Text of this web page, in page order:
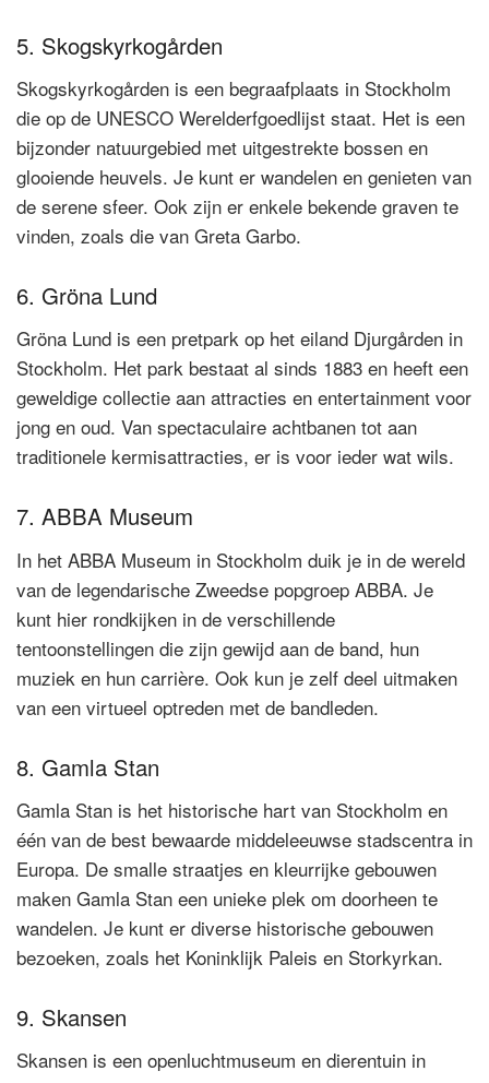
5. Skogskyrkogården
Skogskyrkogården is een begraafplaats in Stockholm
die op de UNESCO Werelderfgoedlijst staat. Het is een
bijzonder natuurgebied met uitgestrekte bossen en
glooiende heuvels. Je kunt er wandelen en genieten van
de serene sfeer. Ook zijn er enkele bekende graven te
vinden, zoals die van Greta Garbo.
6. Gröna Lund
Gröna Lund is een pretpark op het eiland Djurgården in
Stockholm. Het park bestaat al sinds 1883 en heeft een
geweldige collectie aan attracties en entertainment voor
jong en oud. Van spectaculaire achtbanen tot aan
traditionele kermisattracties, er is voor ieder wat wils.
7. ABBA Museum
In het ABBA Museum in Stockholm duik je in de wereld
van de legendarische Zweedse popgroep ABBA. Je
kunt hier rondkijken in de verschillende
tentoonstellingen die zijn gewijd aan de band, hun
muziek en hun carrière. Ook kun je zelf deel uitmaken
van een virtueel optreden met de bandleden.
8. Gamla Stan
Gamla Stan is het historische hart van Stockholm en
één van de best bewaarde middeleeuwse stadscentra in
Europa. De smalle straatjes en kleurrijke gebouwen
maken Gamla Stan een unieke plek om doorheen te
wandelen. Je kunt er diverse historische gebouwen
bezoeken, zoals het Koninklijk Paleis en Storkyrkan.
9. Skansen
Skansen is een openluchtmuseum en dierentuin in